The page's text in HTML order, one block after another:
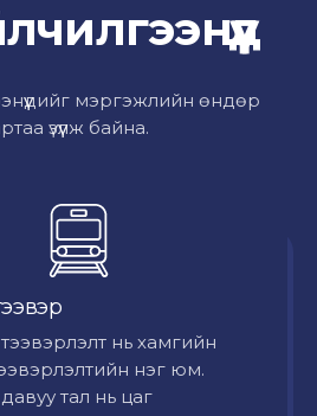
мэргэжлийн өндөр
үзүүлж байна.
нь хамгийн
нэг юм.
тал нь цаг